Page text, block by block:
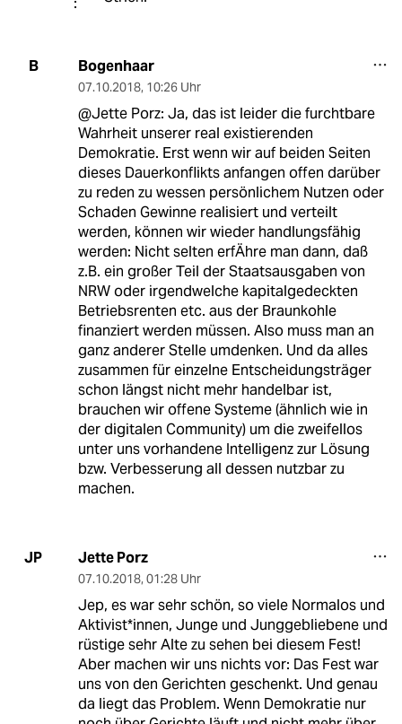
B Bogenhaar
07.10.2018, 10:26 Uhr
@Jette Porz: Ja, das ist leider die furchtbare
Wahrheit unserer real existierenden
Demokratie. Erst wenn wir auf beiden Seiten
dieses Dauerkonflikts anfangen offen darüber
zu reden zu wessen persönlichem Nutzen oder
Schaden Gewinne realisiert und verteilt
werden, können wir wieder handlungsfähig
werden: Nicht selten erfÄhre man dann, daß
z.B. ein großer Teil der Staatsausgaben von
NRW oder irgendwelche kapitalgedeckten
Betriebsrenten etc. aus der Braunkohle
finanziert werden müssen. Also muss man an
ganz anderer Stelle umdenken. Und da alles
zusammen für einzelne Entscheidungsträger
schon längst nicht mehr handelbar ist,
brauchen wir offene Systeme (ähnlich wie in
der digitalen Community) um die zweifellos
unter uns vorhandene Intelligenz zur Lösung
bzw. Verbesserung all dessen nutzbar zu
machen.
JP Jette Porz
07.10.2018, 01:28 Uhr
Jep, es war sehr schön, so viele Normalos und
Aktivist*innen, Junge und Junggebliebene und
rüstige sehr Alte zu sehen bei diesem Fest!
Aber machen wir uns nichts vor: Das Fest war
uns von den Gerichten geschenkt. Und genau
da liegt das Problem. Wenn Demokratie nur